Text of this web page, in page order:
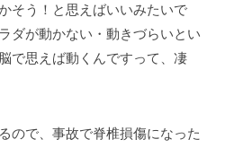
そう！と思えばいいみたいで
ダが動かない・動きづらいとい
で思えば動くんですって、凄
ので、事故で脊椎損傷になった